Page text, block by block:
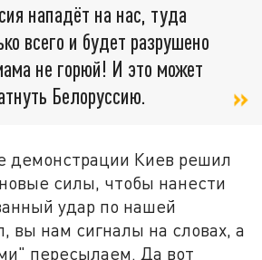
нападёт на нас, туда
всего и будет разрушено
не горюй! И это может
Белоруссию.
демонстрации Киев решил
силы, чтобы нанести
удар по нашей
вы нам сигналы на словах, а
пересылаем. Да вот